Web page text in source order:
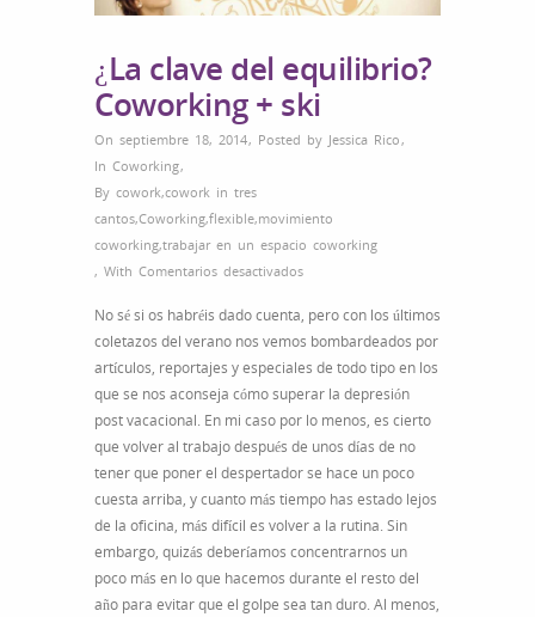
¿La clave del equilibrio?
Coworking + ski
On septiembre 18, 2014, Posted by Jessica Rico ,
In Coworking,
By cowork,cowork in tres
cantos,Coworking,flexible,movimiento
coworking,trabajar en un espacio coworking
, With Comentarios desactivadosen
clave
del
equilibrio?
Coworking
+
ski
No sé si os habréis dado cuenta, pero con los últimos
coletazos del verano nos vemos bombardeados por
artículos, reportajes y especiales de todo tipo en los
que se nos aconseja cómo superar la depresión
post vacacional. En mi caso por lo menos, es cierto
que volver al trabajo después de unos días de no
tener que poner el despertador se hace un poco
cuesta arriba, y cuanto más tiempo has estado lejos
de la oficina, más difícil es volver a la rutina. Sin
embargo, quizás deberíamos concentrarnos un
poco más en lo que hacemos durante el resto del
año para evitar que el golpe sea tan duro. Al menos,